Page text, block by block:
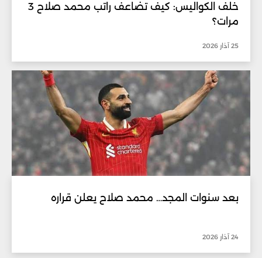
خلف الكواليس: كيف تضاعف راتب محمد صلاح 3
مرات؟
25 آذار 2026
بعد سنوات المجد… محمد صلاح يعلن قراره
24 آذار 2026